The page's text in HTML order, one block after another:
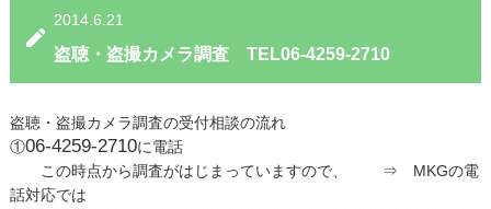
2014.6.21
盗聴・盗撮カメラ調査 TEL06-4259-2710
盗聴・盗撮カメラ調査の受付相談の流れ
①06-4259-2710に電話
この時点から調査がはじまっていますので、 ⇒ MKGの電
話対応では